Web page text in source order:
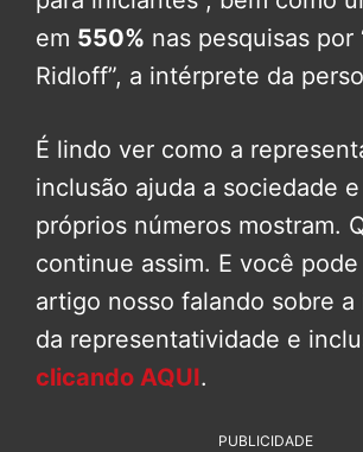
em 550% nas pesquisas por
Ridloff”, a intérprete da
É lindo ver como a
inclusão ajuda a sociedade
próprios números mostram.
continue assim. E você
artigo nosso falando sobre a
da representatividade e
clicando AQUI.
PUBLICIDADE